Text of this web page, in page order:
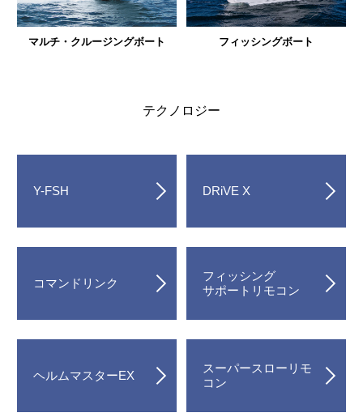
マルチ・クルージングボート フィッシングボート
テクノロジー
Y-FSH DRiVE X
コマンドリンク
フィッシング
サポートリモコン
ヘルムマスターEX
スーパースローリモ
コン